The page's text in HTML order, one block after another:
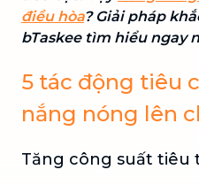
điều hòa? Giải pháp
bTaskee tìm hiểu ngay
5 tác động tiêu
nắng nóng lên
Tăng công suất tiêu